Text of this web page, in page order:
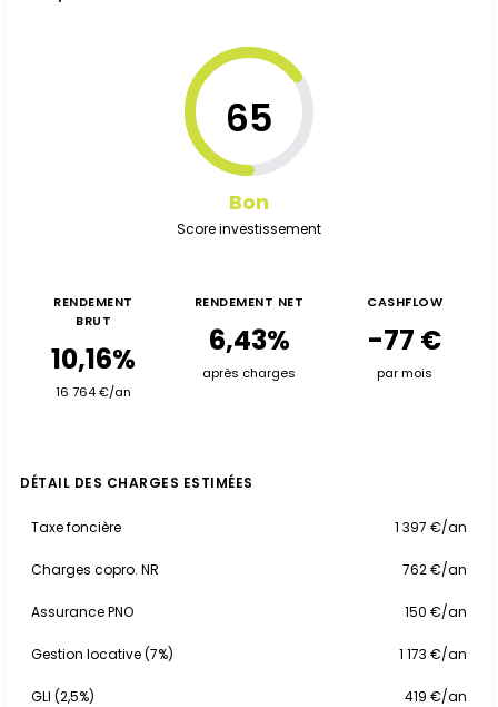
65
Bon
Score investissement
RENDEMENT
BRUT
10,16%
16 764 €/an
RENDEMENT NET
6,43%
après charges
CASHFLOW
-77 €
par mois
DÉTAIL DES CHARGES ESTIMÉES
Taxe foncière 1 397 €/an
Charges copro. NR 762 €/an
Assurance PNO 150 €/an
Gestion locative (7%) 1 173 €/an
GLI (2,5%) 419 €/an